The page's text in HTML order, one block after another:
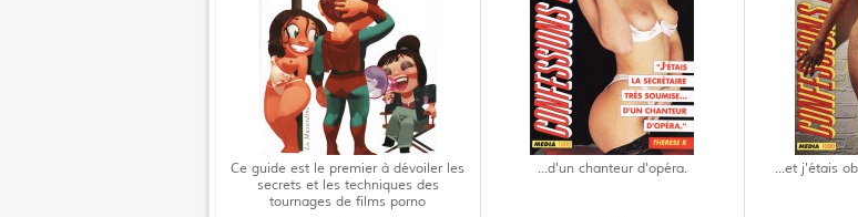
Ce guide est le premier à dévoiler les
secrets et les techniques des
tournages de films porno
...d'un chanteur d'opéra. ...et j'étais